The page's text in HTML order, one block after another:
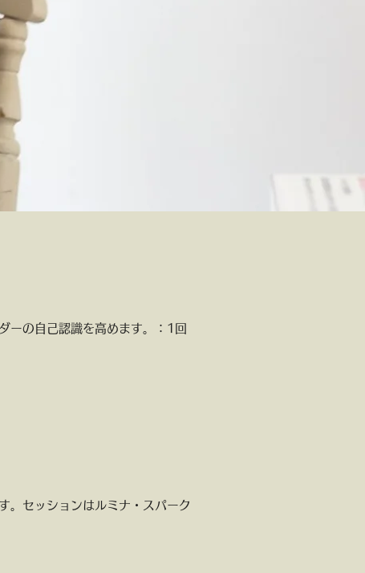
ーの自己認識を高めます。：​​1回
。セッションはルミナ・スパーク